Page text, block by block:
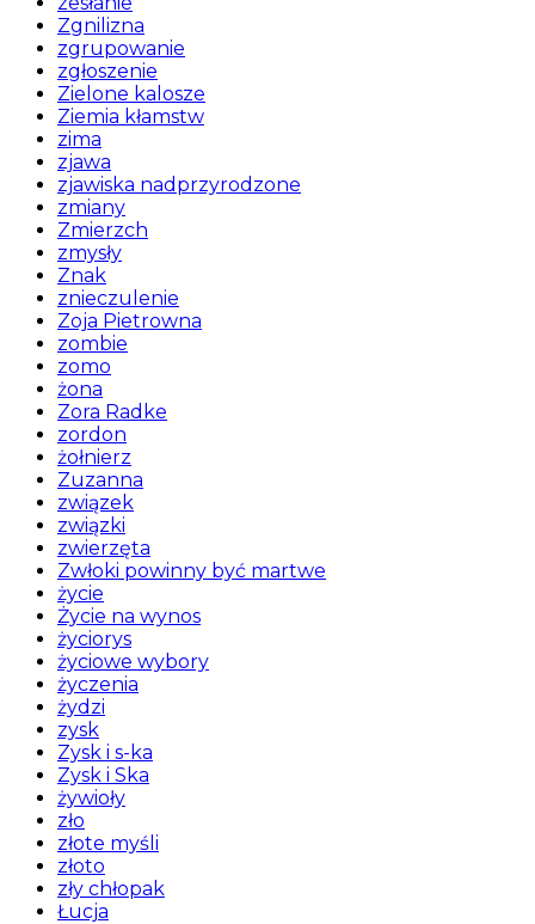
Zgnilizna
zgrupowanie
zgłoszenie
Zielone kalosze
Ziemia kłamstw
zima
zjawa
zjawiska nadprzyrodzone
zmiany
Zmierzch
zmysły
Znak
znieczulenie
Zoja Pietrowna
zombie
zomo
żona
Zora Radke
zordon
żołnierz
Zuzanna
związek
związki
zwierzęta
Zwłoki powinny być martwe
życie
Życie na wynos
życiorys
życiowe wybory
życzenia
żydzi
zysk
Zysk i s-ka
Zysk i Ska
żywioły
zło
złote myśli
złoto
zły chłopak
Łucja